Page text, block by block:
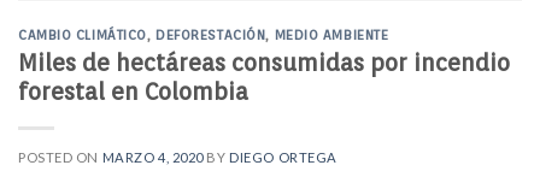
CAMBIO CLIMÁTICO, DEFORESTACIÓN, MEDIO AMBIENTE
Miles de hectáreas consumidas por incendio
forestal en Colombia
POSTED ON MARZO 4, 2020BY DIEGO ORTEGA